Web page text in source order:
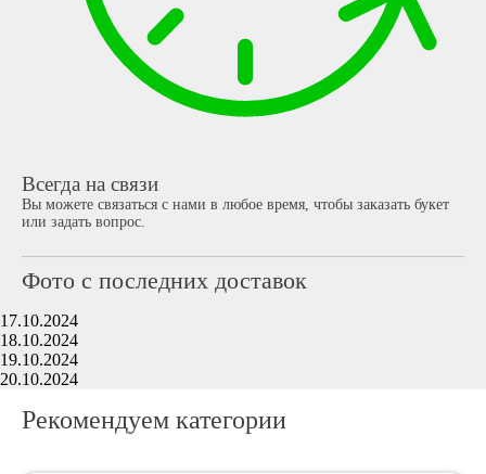
Всегда на связи
Вы можете связаться с нами в любое время, чтобы заказать букет
или задать вопрос.
Фото с последних доставок
17.10.2024
18.10.2024
19.10.2024
20.10.2024
Рекомендуем категории